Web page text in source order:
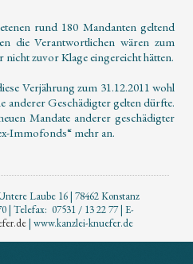
rund 180 Mandanten geltend
die Verantwortlichen wären zum
nicht zuvor Klage eingereicht hätten.
Verjährung zum 31.12.2011 wohl
anderer Geschädigter gelten dürfte.
Mandate anderer geschädigter
Immofonds“ mehr an.
Laube 16 | 78462 Konstanz
| Telefax: 07531 / 13 22 77 | E-
| www.kanzlei-knuefer.de